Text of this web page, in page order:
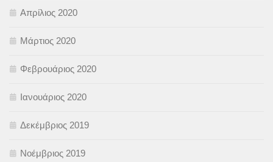
Απρίλιος 2020
Μάρτιος 2020
Φεβρουάριος 2020
Ιανουάριος 2020
Δεκέμβριος 2019
Νοέμβριος 2019